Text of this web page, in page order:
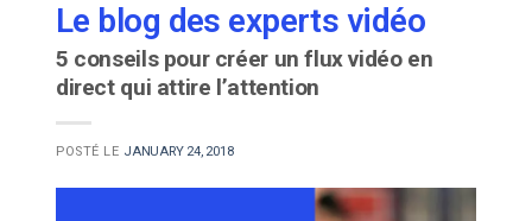
Le blog des experts vidéo
5 conseils pour créer un flux vidéo en
direct qui attire l’attention
POSTÉ LE JANUARY 24, 2018